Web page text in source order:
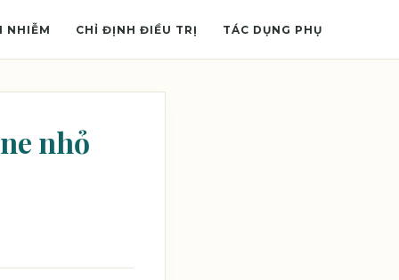
NHIỄM CHỈ ĐỊNH ĐIỀU TRỊ TÁC DỤNG PHỤ
nhỏ